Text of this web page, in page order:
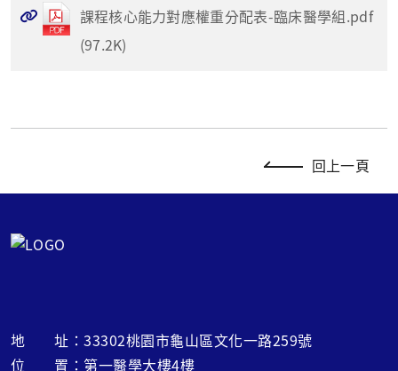
課程核心能力對應權重分配表-臨床醫學組.pdf
(97.2K)
回上一頁
地 址：33302桃園市龜山區文化一路259號
位 置：第一醫學大樓4樓